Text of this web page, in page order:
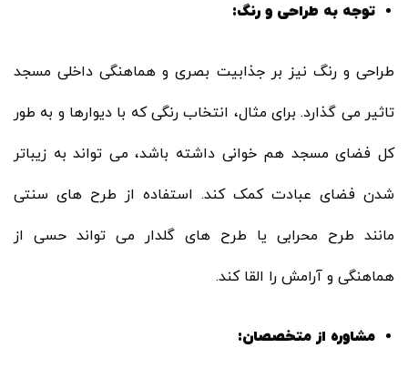
توجه به طراحی و رنگ:
طراحی و رنگ نیز بر جذابیت بصری و هماهنگی داخلی مسجد
تاثیر می گذارد. برای مثال، انتخاب رنگی که با دیوارها و به طور
کل فضای مسجد هم خوانی داشته باشد، می تواند به زیباتر
شدن فضای عبادت کمک کند. استفاده از طرح های سنتی
مانند طرح محرابی یا طرح های گلدار می تواند حسی از
هماهنگی و آرامش را القا کند.
مشاوره از متخصصان: